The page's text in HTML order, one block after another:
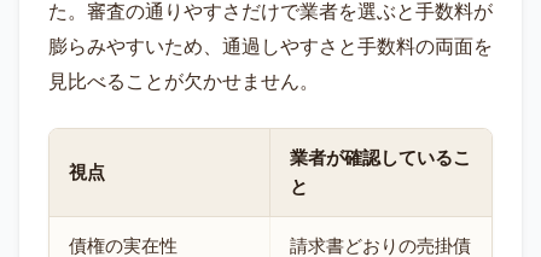
た。審査の通りやすさだけで業者を選ぶと手数料が
膨らみやすいため、通過しやすさと手数料の両面を
見比べることが欠かせません。
視点
業者が確認しているこ
と
債権の実在性
請求書どおりの売掛債